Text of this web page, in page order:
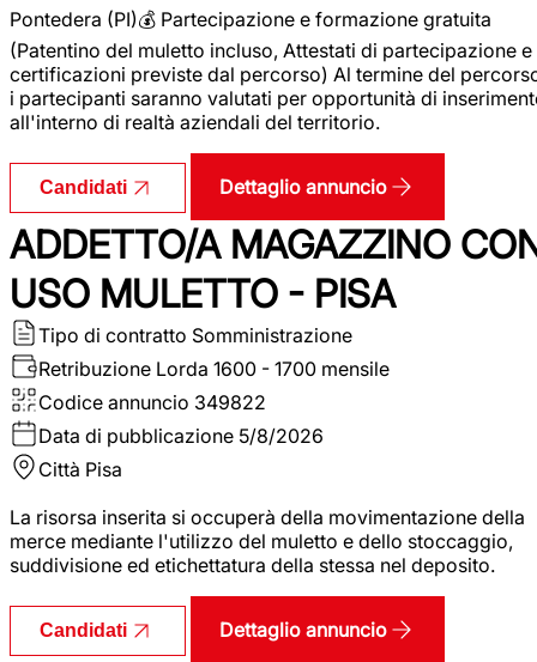
Pontedera (PI)💰 Partecipazione e formazione gratuita
(Patentino del muletto incluso, Attestati di partecipazione e
certificazioni previste dal percorso) Al termine del
i partecipanti saranno valutati per opportunità di
all'interno di realtà aziendali del territorio.
Candidati Dettaglio annuncio
ADDETTO/A MAGAZZINO
USO MULETTO - PISA
Tipo di contratto Somministrazione
Retribuzione Lorda 1600 - 1700 mensile
Codice annuncio 349822
Data di pubblicazione 5/8/2026
Città Pisa
La risorsa inserita si occuperà della movimentazione della
merce mediante l'utilizzo del muletto e dello stoccaggio,
suddivisione ed etichettatura della stessa nel deposito.
Candidati Dettaglio annuncio